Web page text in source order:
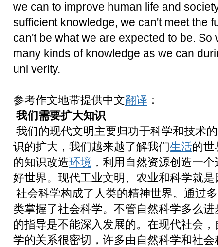
we can to improve human life and
sufficient knowledge, we can't meet the
can't be what we are expected to be. So
many kinds of knowledge as we can
uni verity.
参考作文地带提供中文翻译 ：
我们需要扩大知识
我们的现代文明主要归功于科学和技术
识的扩大，我们越来越了解我们生活的世
的知识改造环境 ，利用自然资源创造一
好世界。现代工业文明、农业和科学就
社会科学构成了人类的精神世界。通过
类掌握了社会科学。不管自然科学多么
的指导是不能深入发展的。在现代社会
学的关系很密切，许多由自然科学和社